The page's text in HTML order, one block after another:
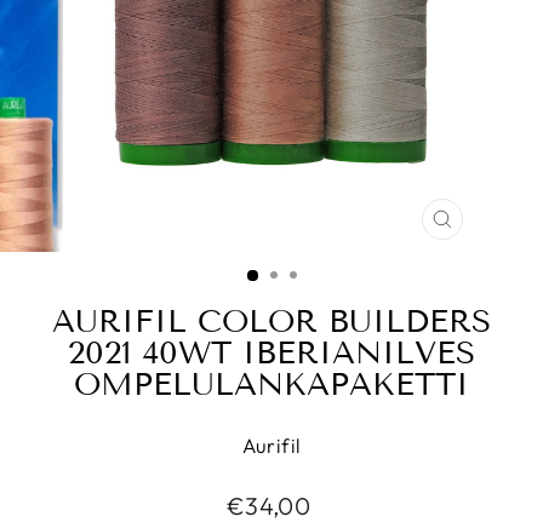
SULJE
AURIFIL COLOR BUILDERS
2021 40WT IBERIANILVES
OMPELULANKAPAKETTI
Aurifil
Normaalihinta
€34,00